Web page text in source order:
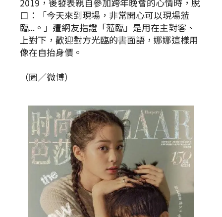
2019，後發表親自參加跨年晚會的心情時，脫
口：「今天來到現場，非常開心可以現場蒞
臨...。」遭網友指證「蒞臨」是用在主對客、
上對下，歡迎對方光臨的書面語，娜娜這樣用
像在自抬身價。
（圖／微博）